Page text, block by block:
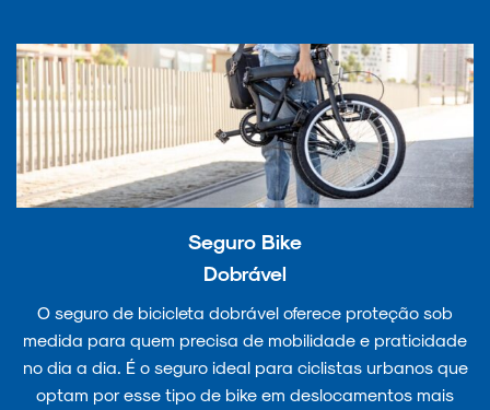
Seguro Bike
Dobrável
O seguro de bicicleta dobrável oferece proteção sob
medida para quem precisa de mobilidade e praticidade
no dia a dia. É o seguro ideal para ciclistas urbanos que
optam por esse tipo de bike em deslocamentos mais